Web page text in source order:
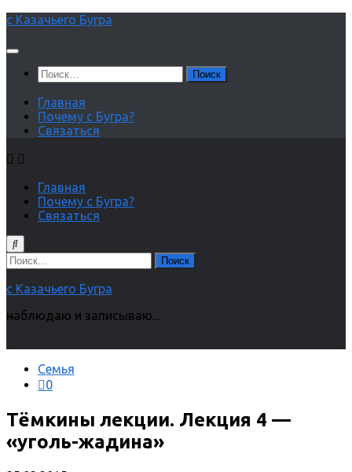
Перейти
содержимому
с Казачьего Бугра
Найти:
Главная
Почему с Бугра?
Связаться
Главная
Почему с Бугра?
Связаться
Найти:
с Казачьего Бугра
наблюдаю и записываю...
Семья
0
Тёмкины лекции. Лекция 4 —
«уголь-жадина»